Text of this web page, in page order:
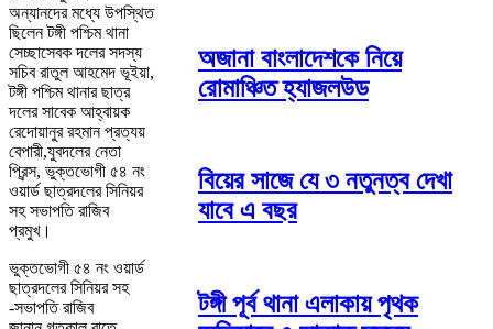
অন্যানদের মধ্যে উপস্থিত
ছিলেন টঙ্গী পশ্চিম থানা
সেচ্ছাসেবক দলের সদস্য
সচিব রাতুল আহমেদ ভূইয়া,
টঙ্গী পশ্চিম থানার ছাত্র
দলের সাবেক আহ্বায়ক
রেদোয়ানুর রহমান প্রত্যয়
বেপারী,যুবদলের নেতা
প্রিন্স, ভুক্তভোগী ৫৪ নং
ওয়ার্ড ছাত্রদলের সিনিয়র
সহ সভাপতি রাজিব
প্রমুখ।
ভুক্তভোগী ৫৪ নং ওয়ার্ড
ছাত্রদলের সিনিয়র সহ
-সভাপতি রাজিব
অজানা বাংলাদেশকে নিয়ে
রোমাঞ্চিত হ্যাজলউড
বিয়ের সাজে যে ৩ নতুনত্ব দেখা
যাবে এ বছর
টঙ্গী পূর্ব থানা এলাকায় পৃথক